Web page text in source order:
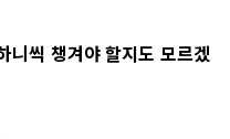
니씩 챙겨야 할지도 모르겠